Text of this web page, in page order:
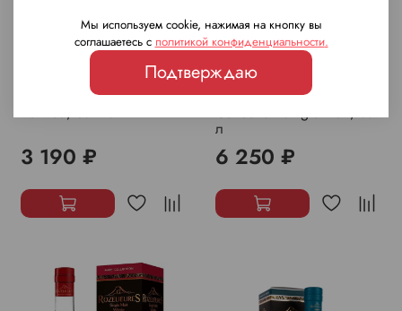
Виски Langs Rich &
Refined, 0.7 л.
3 190 ₽
Виски Rozelieures Origine
Collection Single Malt, 0.7
л
6 250 ₽
Мы используем cookie, нажимая на кнопку вы
соглашаетесь с политикой конфиденциальности.
Подтверждаю